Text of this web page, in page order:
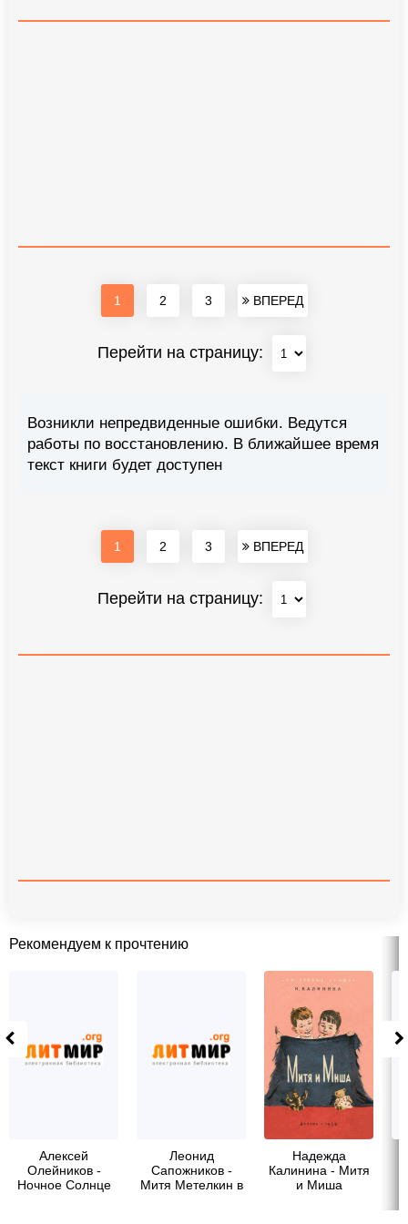
1 2 3 ВПЕРЕД
Перейти на страницу:
Возникли непредвиденные ошибки. Ведутся
работы по восстановлению. В ближайшее время
текст книги будет доступен
1 2 3 ВПЕРЕД
Перейти на страницу:
Рекомендуем к прочтению
Алексей
Олейников -
Ночное Солнце
Леонид
Сапожников -
Митя Метелкин в
Надежда
Калинина - Митя
и Миша